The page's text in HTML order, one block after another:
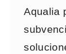
Aqualia